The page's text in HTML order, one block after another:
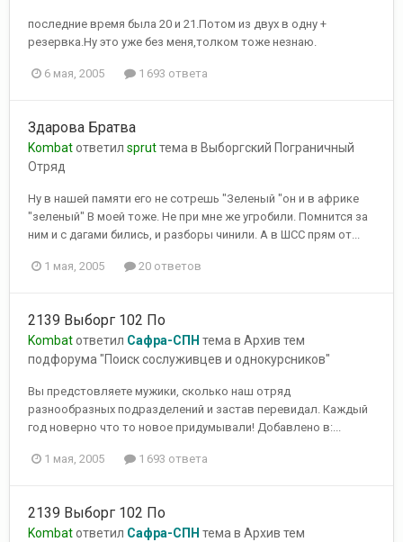
последние время была 20 и 21.Потом из двух в одну +
резервка.Ну это уже без меня,толком тоже незнаю.
6 мая, 2005 1 693 ответа
Здарова Братва
Kombatответил sprutтема в Выборгский Пограничный
Отряд
Ну в нашей памяти его не сотрешь "Зеленый "он и в африке
"зеленый" В моей тоже. Не при мне же угробили. Помнится за
ним и с дагами бились, и разборы чинили. А в ШСС прям от...
1 мая, 2005 20 ответов
2139 Выборг 102 По
Kombatответил Сафра-СПН тема в Архив тем
подфорума "Поиск сослуживцев и однокурсников"
Вы предстовляете мужики, сколько наш отряд
разнообразных подразделений и застав перевидал. Каждый
год новерно что то новое придумывали! Добавлено в:...
1 мая, 2005 1 693 ответа
2139 Выборг 102 По
Kombatответил Сафра-СПН тема в Архив тем